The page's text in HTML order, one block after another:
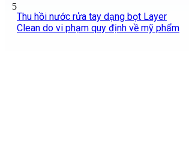
5
Thu hồi nước rửa tay dạng bọt Layer
Clean do vi phạm quy định về mỹ phẩm